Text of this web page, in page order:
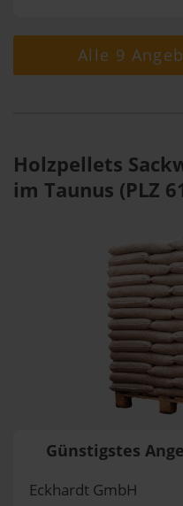
Alle 9
Holzpellets
im Taunus (PLZ
Günstigstes
Eckhardt GmbH